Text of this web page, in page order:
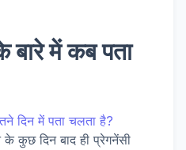
में कब पता
कुछ दिन बाद ही प्रेगनेंसी